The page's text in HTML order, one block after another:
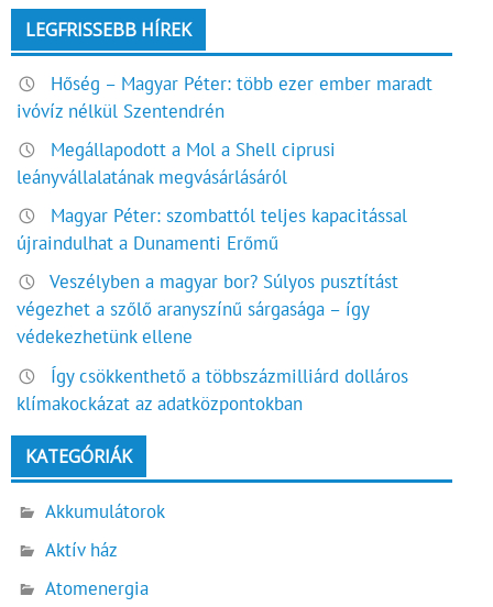
LEGFRISSEBB HÍREK
Hőség – Magyar Péter: több ezer ember maradt
ivóvíz nélkül Szentendrén
Megállapodott a Mol a Shell ciprusi
leányvállalatának megvásárlásáról
Magyar Péter: szombattól teljes kapacitással
újraindulhat a Dunamenti Erőmű
Veszélyben a magyar bor? Súlyos pusztítást
végezhet a szőlő aranyszínű sárgasága – így
védekezhetünk ellene
Így csökkenthető a többszázmilliárd dolláros
klímakockázat az adatközpontokban
KATEGÓRIÁK
Akkumulátorok
Aktív ház
Atomenergia